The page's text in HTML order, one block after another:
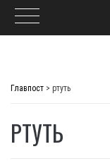
Главпост > ртуть
РТУТЬ